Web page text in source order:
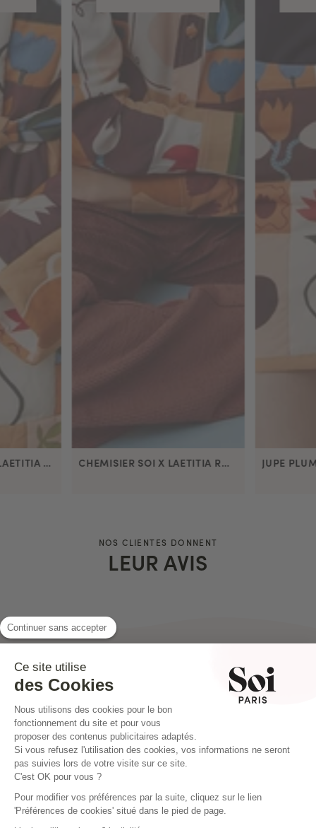
VESTE PLUME SOI X LAETITIA ROUGET CHEMISIER SOI X LAETITIA ROUGET
NOS CLIENTES DONNENT
LEUR AVIS
Paiement sécurisé
En 2, 3 ou 4 fois possible
INSTAGRAM
Continuer sans accepter
Ce site utilise
des Cookies
Nous utilisons des cookies pour le bon
fonctionnement du site et pour vous
proposer des contenus publicitaires adaptés.
Si vous refusez l'utilisation des cookies, vos informations ne seront
pas suivies lors de votre visite sur ce site.
C'est OK pour vous ?
Pour modifier vos préférences par la suite, cliquez sur le lien
'Préférences de cookies' situé dans le pied de page.